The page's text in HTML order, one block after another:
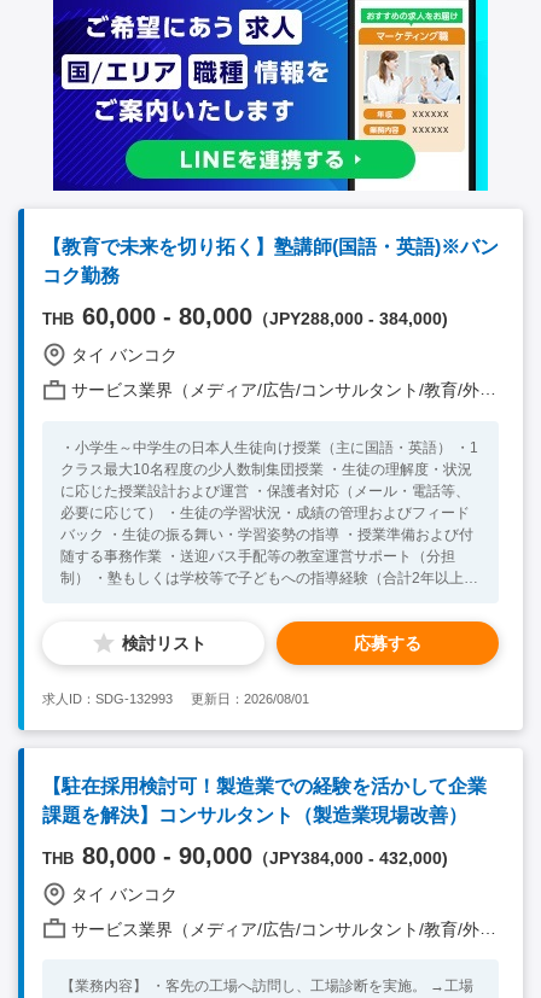
→弊社社内のアドミ業務を実施する。特に決まった業務がある訳
ではないがMDからの指示を受けて実施する ※主な実務はタイ人
コンサルタントが行い、そのチェックをしていただく形になりま
す。 【配属先】 ・全体43名 日本人4名 他タイ人スタッフ
【レポートライン】 ・日本人MD 【求められる人物像】 ・対人
コミュニケーション能力の高い方 ・海外での勤務経験、または
海外環境への適応力をお持ちの方 ・安定した勤怠で、責任感を
持って業務に取り組める方 【必須要件】 ・大学卒業または専門
学校卒業（会計・商業系） ・3年以上の経理またはバックオフィ
ス経験および会計・税務知識（最低でも簿記2級程度） ・英語日
常会話レベル以上（業務上必要なコミュニケーションは通訳の方
がいらっしゃいますが、メールなどのやり取りは英語です） ・
複雑な計算能力、高いExcel能力 ・スケジュール管理能力、理論
会保険等の知識 ・すぐに勤務いただける方 ・タイ語日常会話レ
ベル以上 ・簿記3級以上の資格保有者または同等の知識、スキル
がある方
【教育で未来を切り拓く】塾講師(国語・英語)※バン
コク勤務
THB 60,000 - 80,000 （JPY288,000 - 384,000)
タイ バンコク
サービス業界（メディア/広告/コンサルタント/教育/外食/飲食/美容/娯楽/士業 他）
・小学生～中学生の日本人生徒向け授業（主に国語・英語） ・1
クラス最大10名程度の少人数制集団授業 ・生徒の理解度・状況
に応じた授業設計および運営 ・保護者対応（メール・電話等、
必要に応じて） ・生徒の学習状況・成績の管理およびフィード
バック ・生徒の振る舞い・学習姿勢の指導 ・授業準備および付
随する事務作業 ・送迎バス手配等の教室運営サポート（分担
制） ・塾もしくは学校等で子どもへの指導経験（合計2年以上）
低学年向けの指導経験 ・英語はまたはタイ語日常会話レベル
（日常生活に使用） ・海外居住経験をお持ちの方（留学やワー
ホリ、就職等） ※自国以外の方との交流経験をお持ちの方 ・
意をお持ちの方 ・会社理念に共感をいただける方
検討リスト 応募する
求人ID：SDG-132993 更新日：2026/08/01
【駐在採用検討可！製造業での経験を活かして企業
課題を解決】コンサルタント（製造業現場改善）
THB 80,000 - 90,000 （JPY384,000 - 432,000)
タイ バンコク
サービス業界（メディア/広告/コンサルタント/教育/外食/飲食/美容/娯楽/士業 他）
【業務内容】 ・客先の工場へ訪問し、工場診断を実施。 →工場